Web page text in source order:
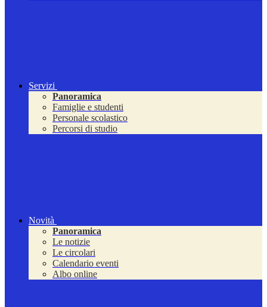
Servizi
Panoramica
Famiglie e studenti
Personale scolastico
Percorsi di studio
Novità
Panoramica
Le notizie
Le circolari
Calendario eventi
Albo online